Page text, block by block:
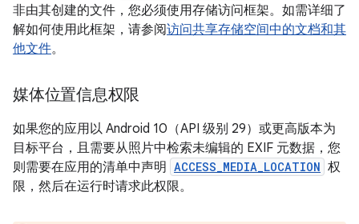
非由其创建的文件，您必须使用存储访问框架。如需详细了
解如何使用此框架，请参阅访问共享存储空间中的文档和其
他文件。
媒体位置信息权限
如果您的应用以 Android 10（API 级别 29）或更高版本为
目标平台，且需要从照片中检索未编辑的 EXIF 元数据，您
则需要在应用的清单中声明 ACCESS_MEDIA_LOCATION 权
限，然后在运行时请求此权限。